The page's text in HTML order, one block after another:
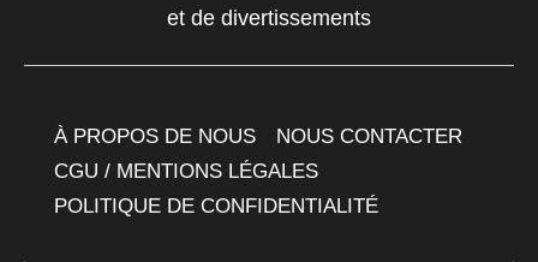
et de divertissements
À PROPOS DE NOUS
NOUS CONTACTER
CGU / MENTIONS LÉGALES
POLITIQUE DE CONFIDENTIALITÉ